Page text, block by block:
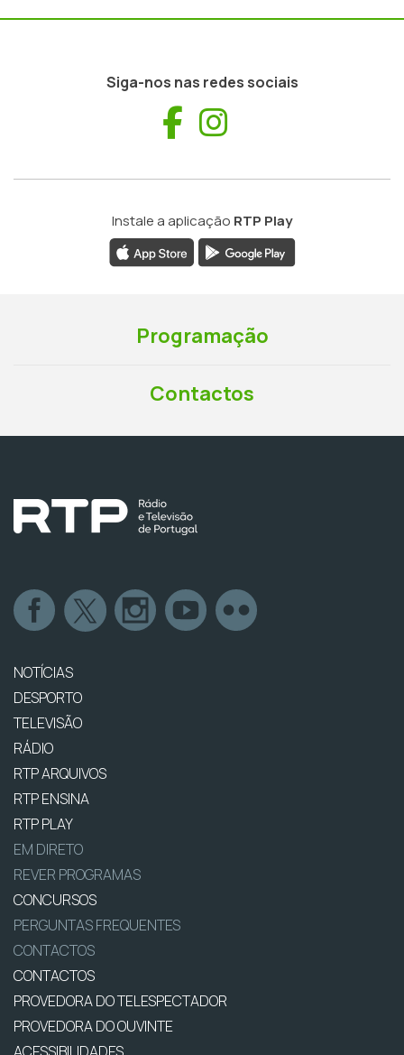
Siga-nos nas redes sociais
Facebook
Instale a aplicação RTP Play
Programação
Contactos
NOTÍCIAS
DESPORTO
TELEVISÃO
RÁDIO
RTP ARQUIVOS
RTP ENSINA
RTP PLAY
EM DIRETO
REVER PROGRAMAS
CONCURSOS
PERGUNTAS FREQUENTES
CONTACTOS
CONTACTOS
PROVEDORA DO TELESPECTADOR
PROVEDORA DO OUVINTE